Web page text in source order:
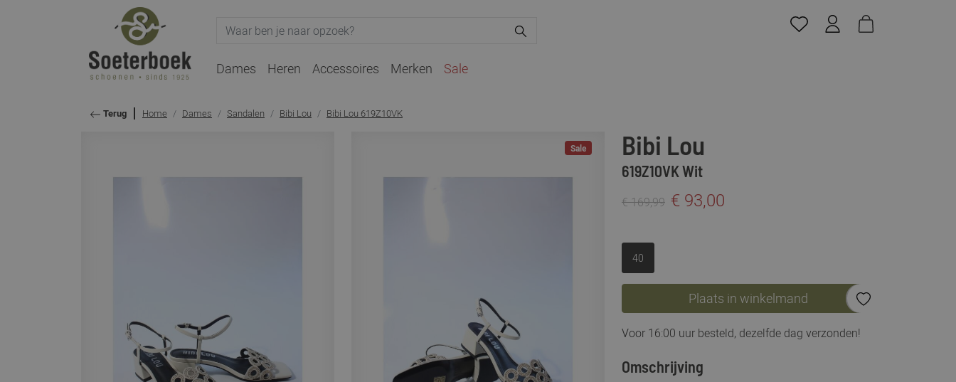
Dames Heren Accessoires Merken Sale
Terug Home Dames Sandalen Bibi Lou Bibi Lou 619Z10VK
Sale Bibi Lou
619Z10VK Wit
€ 169,99 € 93,00
40
Plaats in winkelmand
Voor 16:00 uur besteld, dezelfde dag verzonden!
Omschrijving